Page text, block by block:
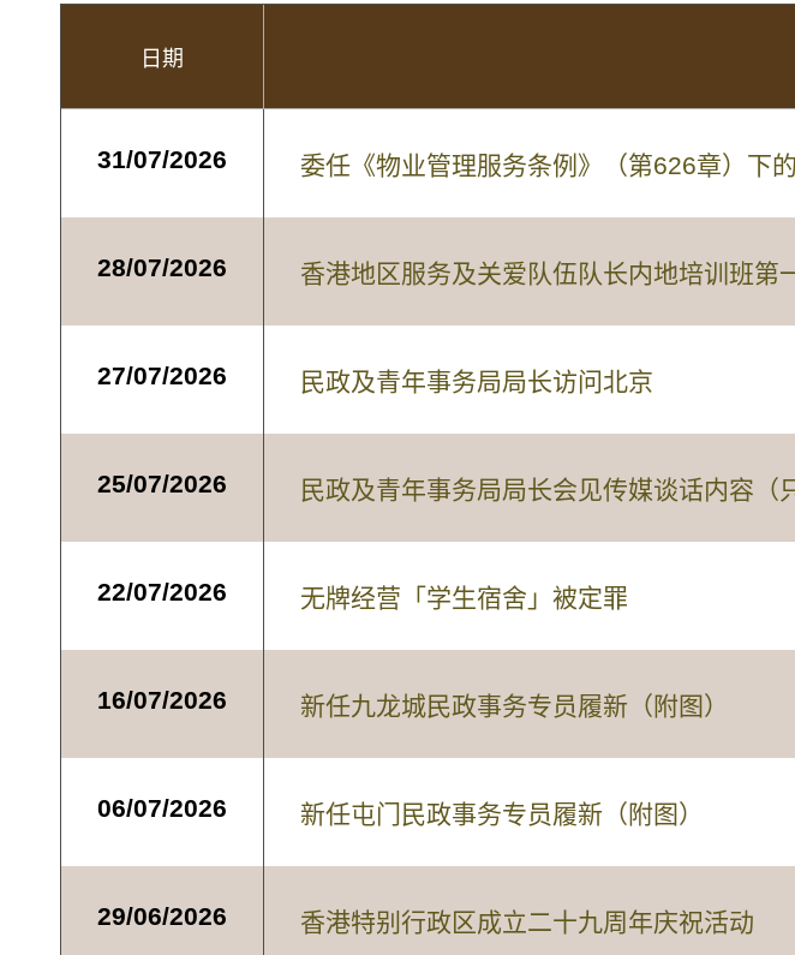
日期
31/07/2026 委任《物业管理服务条例》（第626章）下
28/07/2026 香港地区服务及关爱队伍队长内地培训班第
27/07/2026 民政及青年事务局局长访问北京
25/07/2026 民政及青年事务局局长会见传媒谈话内容（
22/07/2026 无牌经营「学生宿舍」被定罪
16/07/2026 新任九龙城民政事务专员履新（附图）
06/07/2026 新任屯门民政事务专员履新（附图）
29/06/2026 香港特别行政区成立二十九周年庆祝活动